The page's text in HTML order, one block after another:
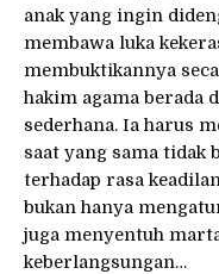
anak yang ingin
membawa luka
membuktikannya
hakim agama berada
sederhana. Ia harus
saat yang sama tidak
terhadap rasa
bukan hanya
juga menyentuh
keberlangsungan…